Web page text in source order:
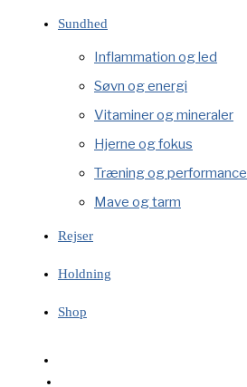
Sundhed
Inflammation og led
Søvn og energi
Vitaminer og mineraler
Hjerne og fokus
Træning og performance
Mave og tarm
Rejser
Holdning
Shop